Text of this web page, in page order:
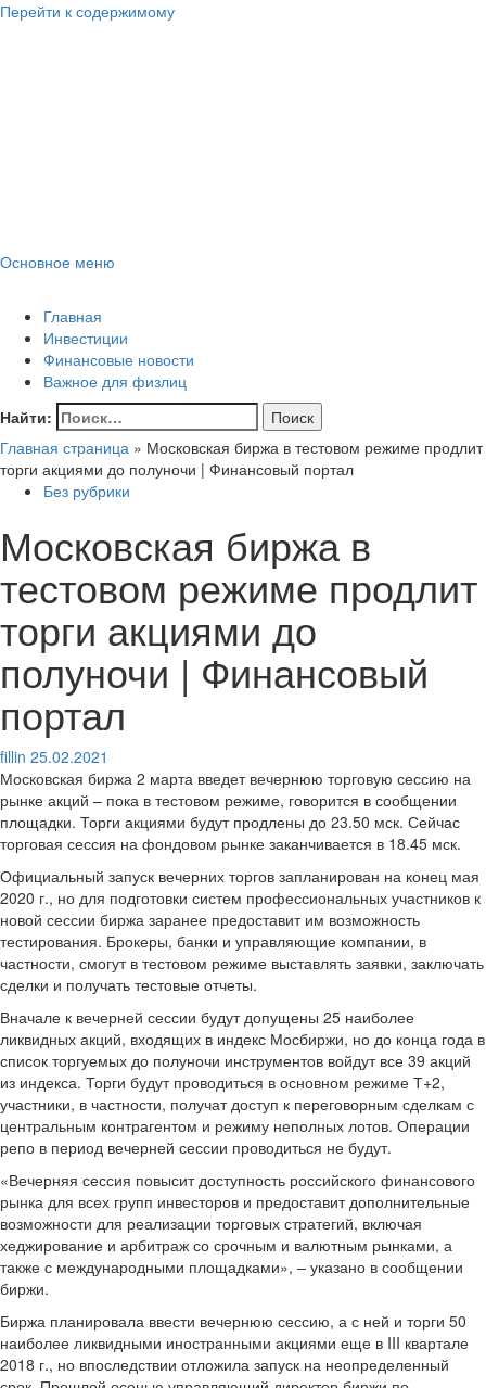
Перейти к содержимому
Основное меню
Главная
Инвестиции
Финансовые новости
Важное для физлиц
Найти:
Главная страница » Московская биржа в тестовом режиме продлит
торги акциями до полуночи | Финансовый портал
Без рубрики
Московская биржа в
тестовом режиме продлит
торги акциями до
полуночи | Финансовый
портал
fillin 25.02.2021
Московская биржа 2 марта введет вечернюю торговую сессию на
рынке акций – пока в тестовом режиме, говорится в сообщении
площадки. Торги акциями будут продлены до 23.50 мск. Сейчас
торговая сессия на фондовом рынке заканчивается в 18.45 мск.
Официальный запуск вечерних торгов запланирован на конец мая
2020 г., но для подготовки систем профессиональных участников к
новой сессии биржа заранее предоставит им возможность
тестирования. Брокеры, банки и управляющие компании, в
частности, смогут в тестовом режиме выставлять заявки, заключать
сделки и получать тестовые отчеты.
Вначале к вечерней сессии будут допущены 25 наиболее
ликвидных акций, входящих в индекс Мосбиржи, но до конца года в
список торгуемых до полуночи инструментов войдут все 39 акций
из индекса. Торги будут проводиться в основном режиме Т+2,
участники, в частности, получат доступ к переговорным сделкам с
центральным контрагентом и режиму неполных лотов. Операции
репо в период вечерней сессии проводиться не будут.
«Вечерняя сессия повысит доступность российского финансового
рынка для всех групп инвесторов и предоставит дополнительные
возможности для реализации торговых стратегий, включая
хеджирование и арбитраж со срочным и валютным рынками, а
также с международными площадками», – указано в сообщении
биржи.
Биржа планировала ввести вечернюю сессию, а с ней и торги 50
наиболее ликвидными иностранными акциями еще в III квартале
2018 г., но впоследствии отложила запуск на неопределенный